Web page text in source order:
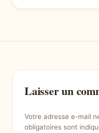
Laisser un
Votre adresse e-mail
obligatoires sont